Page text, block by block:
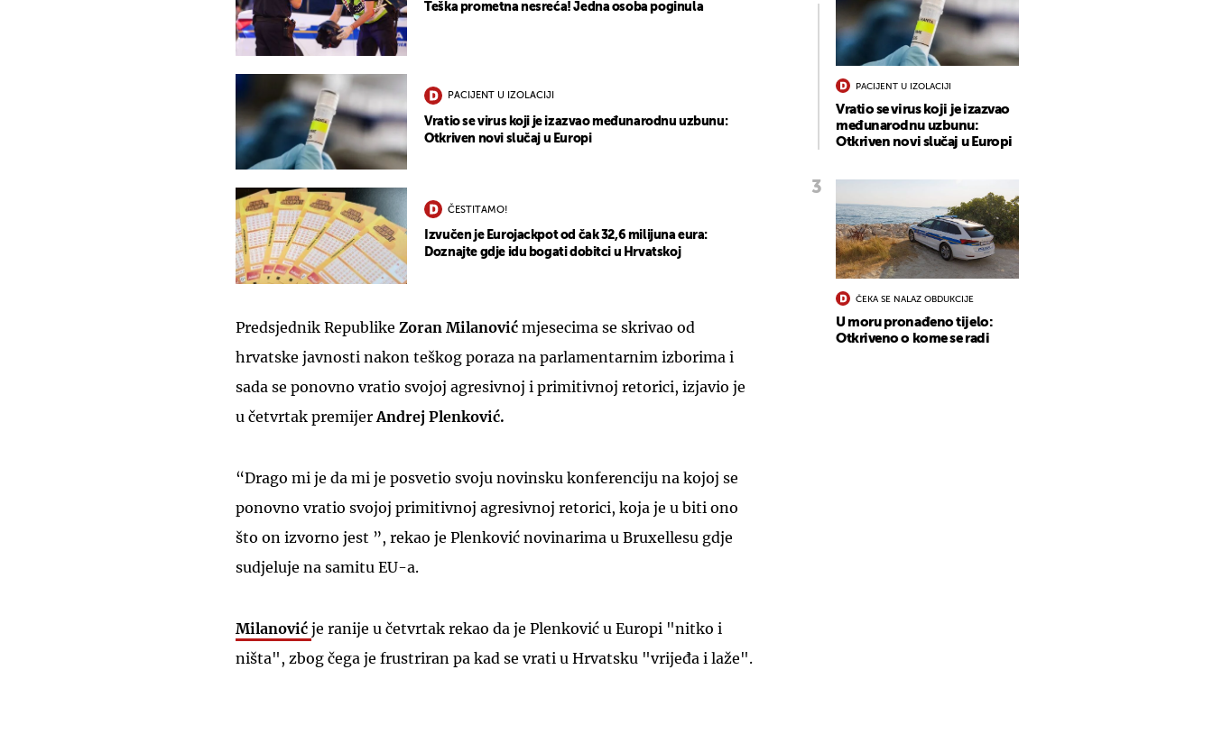
Teška prometna nesreća! Jedna osoba poginula
PACIJENT U IZOLACIJI
Vratio se virus koji je izazvao međunarodnu uzbunu:
Otkriven novi slučaj u Europi
ČESTITAMO!
Izvučen je Eurojackpot od čak 32,6 milijuna eura:
Doznajte gdje idu bogati dobitci u Hrvatskoj
Predsjednik Republike Zoran Milanović mjesecima se skrivao od
hrvatske javnosti nakon teškog poraza na parlamentarnim izborima i
sada se ponovno vratio svojoj agresivnoj i primitivnoj retorici, izjavio je
u četvrtak premijer Andrej Plenković.
“Drago mi je da mi je posvetio svoju novinsku konferenciju na kojoj se
ponovno vratio svojoj primitivnoj agresivnoj retorici, koja je u biti ono
što on izvorno jest ”, rekao je Plenković novinarima u Bruxellesu gdje
sudjeluje na samitu EU-a.
Milanović je ranije u četvrtak rekao da je Plenković u Europi "nitko i
ništa", zbog čega je frustriran pa kad se vrati u Hrvatsku "vrijeđa i laže".
PACIJENT U IZOLACIJI
Vratio se virus koji je izazvao
međunarodnu uzbunu:
Otkriven novi slučaj u Europi
ČEKA SE NALAZ OBDUKCIJE
U moru pronađeno tijelo:
Otkriveno o kome se radi